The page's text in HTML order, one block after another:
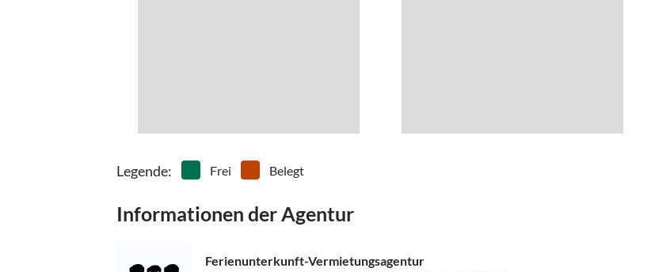
Legende: Frei Belegt
Informationen der Agentur
Ferienunterkunft-Vermietungsagentur